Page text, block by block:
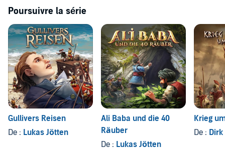
Poursuivre la série
Gullivers Reisen
De : Lukas Jötten
Ali Baba und die 40
Räuber
De : Lukas Jötten
Krieg
De :